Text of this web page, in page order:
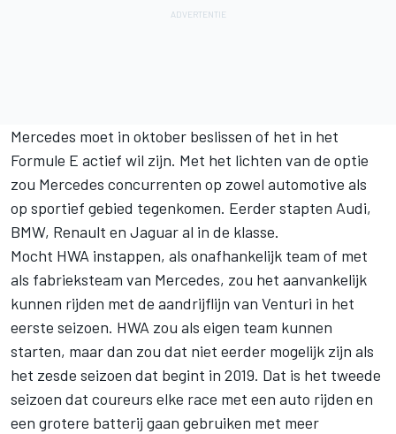
Mercedes moet in oktober beslissen of het in het
Formule E actief wil zijn. Met het lichten van de optie
zou Mercedes concurrenten op zowel automotive als
op sportief gebied tegenkomen. Eerder stapten Audi,
BMW, Renault en Jaguar al in de klasse.
Mocht HWA instappen, als onafhankelijk team of met
als fabrieksteam van Mercedes, zou het aanvankelijk
kunnen rijden met de aandrijflijn van Venturi in het
eerste seizoen. HWA zou als eigen team kunnen
starten, maar dan zou dat niet eerder mogelijk zijn als
het zesde seizoen dat begint in 2019. Dat is het tweede
seizoen dat coureurs elke race met een auto rijden en
een grotere batterij gaan gebruiken met meer